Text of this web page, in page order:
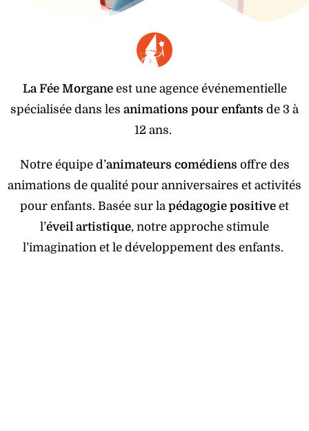
La Fée Morganeest une agence événementielle
spécialisée dans les animations pour enfants de 3 à
12 ans.
Notre équipe d’animateurs comédiens offre des
animations de qualité pour anniversaires et activités
pour enfants. Basée sur la pédagogie positive et
l’éveil artistique, notre approche stimule
l’imagination et le développement des enfants.